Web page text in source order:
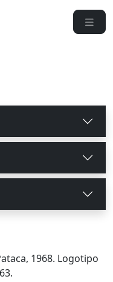
1968. Logotipo